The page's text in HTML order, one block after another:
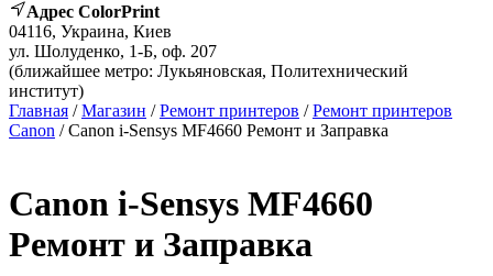
Адрес ColorPrint
04116, Украина, Киев
ул. Шолуденко, 1-Б, оф. 207
(ближайшее метро: Лукьяновская, Политехнический
институт)
Главная /Магазин /Ремонт принтеров /Ремонт принтеров
Canon / Canon i-Sensys MF4660 Ремонт и Заправка
Canon i-Sensys MF4660
Ремонт и Заправка